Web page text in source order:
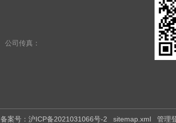
公司传真：
备案号：沪ICP备2021031066号-2 sitemap.xml 管理